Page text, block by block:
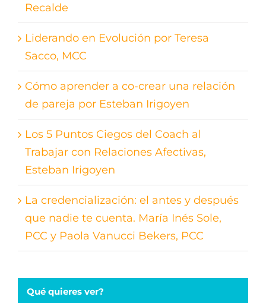
Recalde
Liderando en Evolución por Teresa
Sacco, MCC
Cómo aprender a co-crear una relación
de pareja por Esteban Irigoyen
Los 5 Puntos Ciegos del Coach al
Trabajar con Relaciones Afectivas,
Esteban Irigoyen
La credencialización: el antes y después
que nadie te cuenta. María Inés Sole,
PCC y Paola Vanucci Bekers, PCC
Qué quieres ver?